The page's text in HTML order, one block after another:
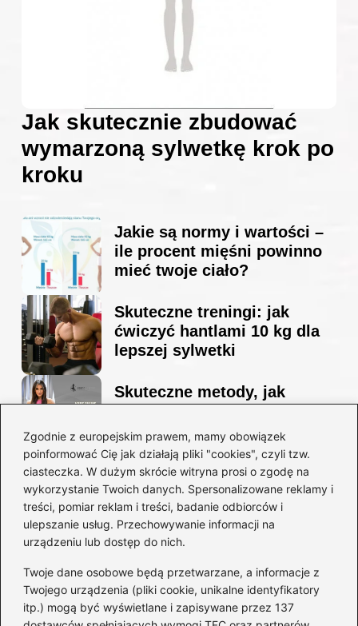
Zgodnie z europejskim prawem, mamy obowiązek
poinformować Cię jak działają pliki "cookies", czyli tzw.
ciasteczka. W dużym skrócie witryna prosi o zgodę na
wykorzystanie Twoich danych. Spersonalizowane reklamy i
treści, pomiar reklam i treści, badanie odbiorców i
ulepszanie usług. Przechowywanie informacji na
urządzeniu lub dostęp do nich.
Twoje dane osobowe będą przetwarzane, a informacje z
Twojego urządzenia (pliki cookie, unikalne identyfikatory
itp.) mogą być wyświetlane i zapisywane przez 137
Jak skutecznie zbudować
wymarzoną sylwetkę krok po
kroku
Jakie są normy i wartości –
ile procent mięśni powinno
mieć twoje ciało?
Skuteczne treningi: jak
ćwiczyć hantlami 10 kg dla
lepszej sylwetki
Skuteczne metody, jak
sylwetkę w zaledwie 90 dni
Idealny garnitur: jak dobrać
go do swojej sylwetki?
Kategorie
Dieta i kalorie(221)